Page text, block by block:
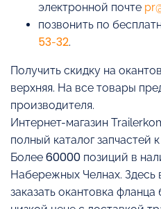
электронной почте
позвонить по
53-32.
Получить скидку на
верхняя. На все товары
производителя.
Интернет-магазин
полный каталог запчастей
Более 60000 позиций в
Набережных Челнах. Здесь
заказать окантовка